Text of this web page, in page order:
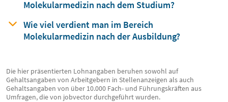
Molekularmedizin nach dem Studium?
Wie viel verdient man im Bereich
Molekularmedizin nach der Ausbildung?
Die hier präsentierten Lohnangaben beruhen sowohl auf
Gehaltsangaben von Arbeitgebern in Stellenanzeigen als auch
Gehaltsangaben von über 10.000 Fach- und Führungskräften aus
Umfragen, die von jobvector durchgeführt wurden.